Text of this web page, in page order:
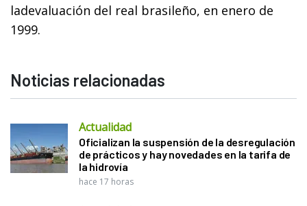
ladevaluación del real brasileño, en enero de
1999.
Noticias relacionadas
Actualidad
Oficializan la suspensión de la desregulación
de prácticos y hay novedades en la tarifa de
la hidrovía
hace 17 horas